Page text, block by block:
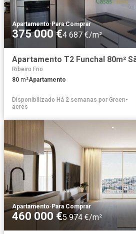
Apartamento· Para Comprar
375 000 €4 687 €/m²
Apartamento T2 Funchal 80m²
Ribeiro Frio
80 m²Apartamento
Disponibilizado Há 2 semanas por Green-
acres
Apartamento·Para Comprar
460 000 €5 974 €/m²